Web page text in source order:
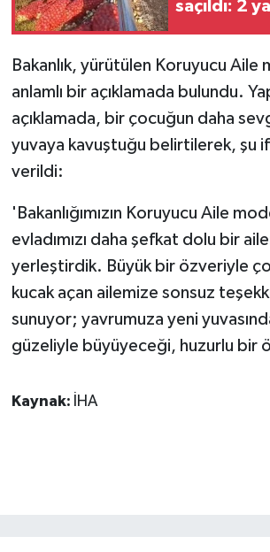
saçıldı: 2
Bakanlık, yürütülen Koruyucu Aile
anlamlı bir açıklamada bulundu.
açıklamada, bir çocuğun daha
yuvaya kavuştuğu belirtilerek, şu
verildi:
'Bakanlığımızın Koruyucu Aile
evladımızı daha şefkat dolu bir
yerleştirdik. Büyük bir özveriyle
kucak açan ailemize sonsuz
sunuyor; yavrumuza yeni
güzeliyle büyüyeceği, huzurlu bir
Kaynak: İHA
HABERDE İNSAN
İNSAN
İş Dünyası
Jandarma
Kadın
KÜLTÜR SANAT
Otomobil
POLİTİKA